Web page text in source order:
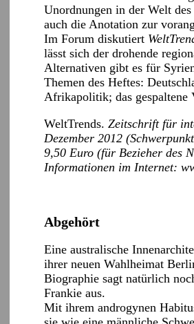
Unordnungen in der Welt
auch die Anotation zur
Im Forum diskutiert
lässt sich der drohende
Alternativen gibt es für
Themen des Heftes:
Afrikapolitik; das gespaltene
WeltTrends. Zeitschrift für
Dezember 2012
9,50 Euro (für Bezieher des
Informationen im Internet:
Abgehört
Eine australische
ihrer neuen Wahlheimat
Biographie sagt natürlich
Frankie aus.
Mit ihrem androgynen